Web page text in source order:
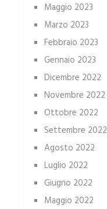
Maggio 2023
Marzo 2023
Febbraio 2023
Gennaio 2023
Dicembre 2022
Novembre 2022
Ottobre 2022
Settembre 2022
Agosto 2022
Luglio 2022
Giugno 2022
Maggio 2022